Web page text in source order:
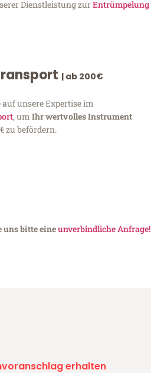
Dienstleistung zurEntrümpelung
| ab 200€
auf unsere Expertise im
, um Ihr wertvolles Instrument
zu befördern.
uns bitte eineunverbindliche Anfrage!
erhalten